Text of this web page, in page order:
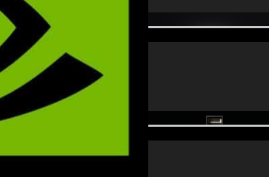
戰賽中蟬聯冠軍。
Vision)上發表的
框架來實現 3D 卷積神
基於 3D CNN 的方法
高效能又高效率，通用